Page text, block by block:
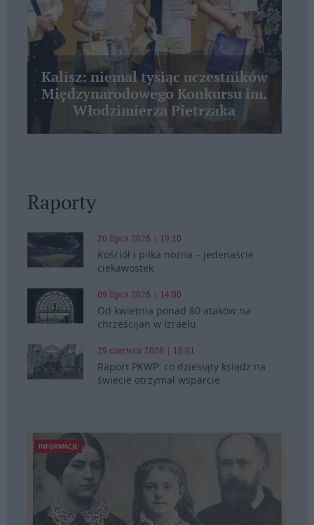
Kalisz: niemal tysiąc uczestników
Międzynarodowego Konkursu im.
Włodzimierza Pietrzaka
Raporty
20 lipca 2026 | 19:10
Kościół i piłka nożna – jedenaście
ciekawostek
09 lipca 2026 | 14:00
Od kwietnia ponad 80 ataków na
chrześcijan w Izraelu
29 czerwca 2026 | 16:01
Raport PKWP: co dziesiąty ksiądz na
świecie otrzymał wsparcie
INFORMACJE